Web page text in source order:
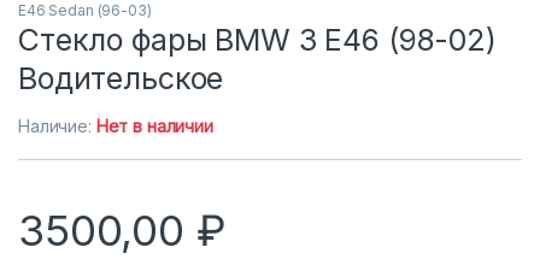
E46 Sedan (96-03)
Стекло фары BMW 3 E46 (98-02)
Водительское
Наличие: Нет в наличии
3500,00 ₽